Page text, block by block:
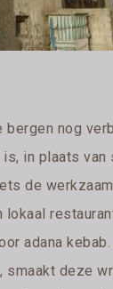
nog
in plaats van
de
adana
deze